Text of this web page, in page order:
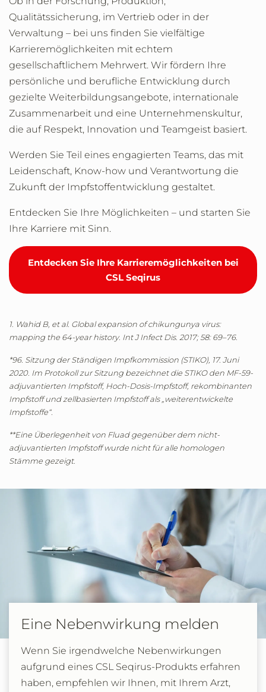
Qualitätssicherung, im Vertrieb oder in der
Verwaltung – bei uns finden Sie vielfältige
Karrieremöglichkeiten mit echtem
gesellschaftlichem Mehrwert. Wir fördern Ihre
persönliche und berufliche Entwicklung durch
gezielte Weiterbildungsangebote, internationale
Zusammenarbeit und eine Unternehmenskultur,
die auf Respekt, Innovation und Teamgeist basiert.
Werden Sie Teil eines engagierten Teams, das mit
Leidenschaft, Know-how und Verantwortung die
Zukunft der Impfstoffentwicklung gestaltet.
Entdecken Sie Ihre Möglichkeiten – und starten Sie
Ihre Karriere mit Sinn.
Entdecken Sie Ihre Karrieremöglichkeiten bei
CSL Seqirus
1. Wahid B, et al. Global expansion of chikungunya virus:
mapping the 64-year history. Int J Infect Dis. 2017; 58: 69–76.
*96. Sitzung der Ständigen Impfkommission (STIKO), 17. Juni
2020. Im Protokoll zur Sitzung bezeichnet die STIKO den MF-59-
adjuvantierten Impfstoff, Hoch-Dosis-Impfstoff, rekombinanten
Impfstoff und zellbasierten Impfstoff als „weiterentwickelte
Impfstoffe“.
**Eine Überlegenheit von Fluad gegenüber dem nicht-
adjuvantierten Impfstoff wurde nicht für alle homologen
Stämme gezeigt.
Eine Nebenwirkung melden
Wenn Sie irgendwelche Nebenwirkungen
aufgrund eines CSL Seqirus-Produkts erfahren
haben, empfehlen wir Ihnen, mit Ihrem Arzt,